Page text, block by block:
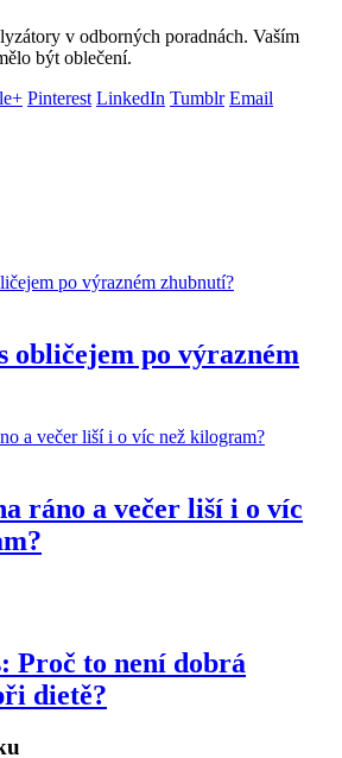
v odborných poradnách. Vaším
být oblečení.
Pinterest LinkedIn Tumblr Email
obličejem po výrazném
ráno a večer liší i o víc
Proč to není dobrá
dietě?